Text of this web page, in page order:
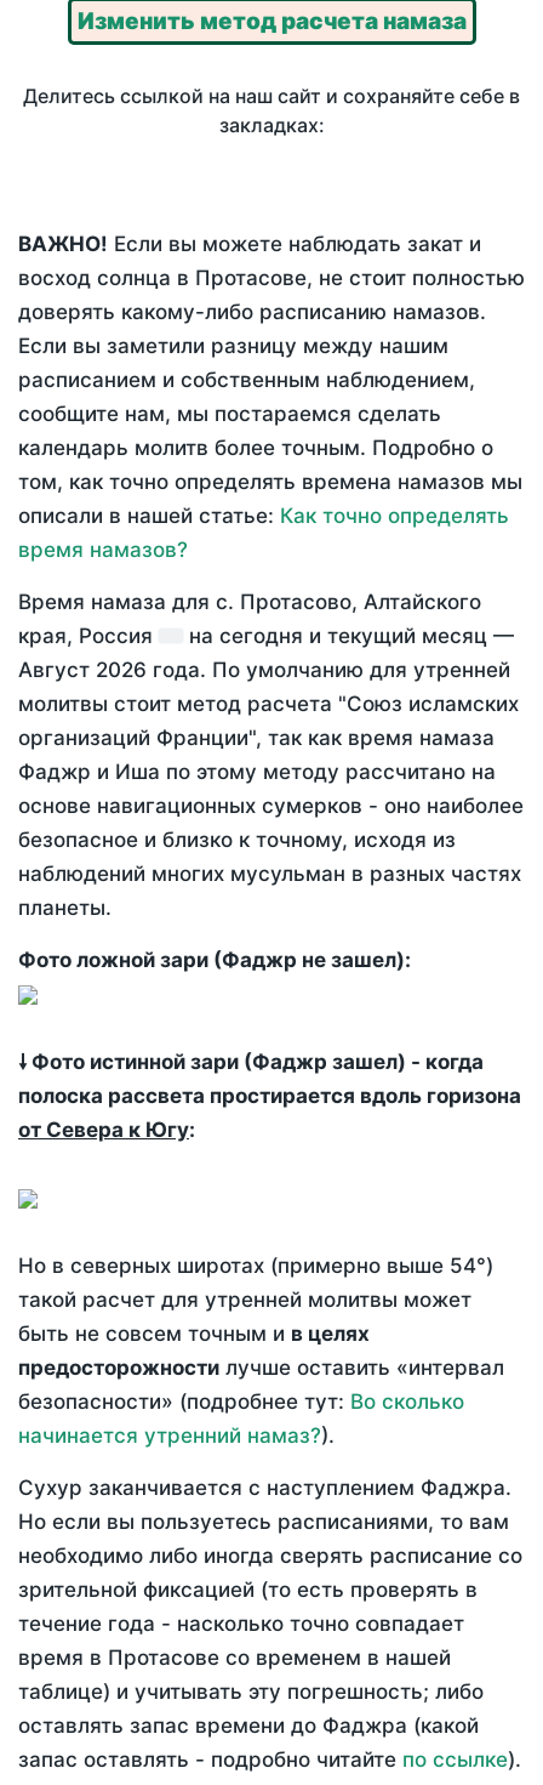
Изменить метод расчета намаза
Делитесь ссылкой на наш сайт и сохраняйте себе в
закладках:
ВАЖНО! Если вы можете наблюдать закат и
восход солнца в Протасове, не стоит полностью
доверять какому-либо расписанию намазов.
Если вы заметили разницу между нашим
расписанием и собственным наблюдением,
сообщите нам, мы постараемся сделать
календарь молитв более точным. Подробно о
том, как точно определять времена намазов мы
описали в нашей статье: Как точно определять
время намазов?
Время намаза для с. Протасово, Алтайского
края, Россия
на сегодня и текущий месяц —
Август 2026 года. По умолчанию для утренней
молитвы стоит метод расчета "Союз исламских
организаций Франции", так как время намаза
Фаджр и Иша по этому методу рассчитано на
основе навигационных сумерков - оно наиболее
безопасное и близко к точному, исходя из
наблюдений многих мусульман в разных частях
планеты.
Фото ложной зари (Фаджр не зашел):
🠗 Фото истинной зари (Фаджр зашел) - когда
полоска рассвета простирается вдоль горизона
от Севера к Югу:
Но в северных широтах (примерно выше 54°)
такой расчет для утренней молитвы может
быть не совсем точным и в целях
предосторожности лучше оставить «интервал
безопасности» (подробнее тут: Во сколько
начинается утренний намаз?).
Сухур заканчивается с наступлением Фаджра.
Но если вы пользуетесь расписаниями, то вам
необходимо либо иногда сверять расписание со
зрительной фиксацией (то есть проверять в
течение года - насколько точно совпадает
время в Протасове со временем в нашей
таблице) и учитывать эту погрешность; либо
оставлять запас времени до Фаджра (какой
запас оставлять - подробно читайте по ссылке).